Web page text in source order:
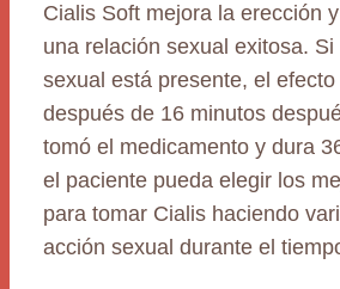
Cialis Soft mejora la erección
una relación sexual exitosa.
sexual está presente, el
después de 16 minutos
tomó el medicamento y dura
el paciente pueda elegir los
para tomar Cialis haciendo
acción sexual durante el